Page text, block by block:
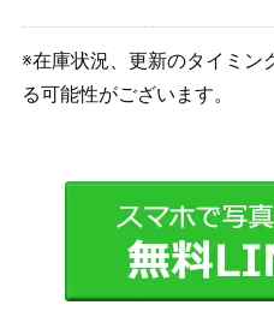
※在庫状況、更新のタイミン
る可能性がございます。